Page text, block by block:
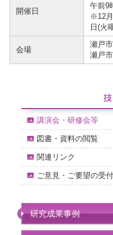
開催日
午前9
※12
日(火
会場
瀬戸
瀬戸
講演会・研修会等
図書・資料の閲覧
関連リンク
ご意見・ご要望の受付
研究成果事例